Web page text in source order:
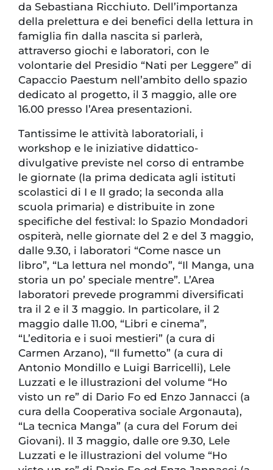
da Sebastiana Ricchiuto. Dell’importanza
della prelettura e dei benefici della lettura in
famiglia fin dalla nascita si parlerà,
attraverso giochi e laboratori, con le
volontarie del Presidio “Nati per Leggere” di
Capaccio Paestum nell’ambito dello spazio
dedicato al progetto, il 3 maggio, alle ore
16.00 presso l’Area presentazioni.
Tantissime le attività laboratoriali, i
workshop e le iniziative didattico-
divulgative previste nel corso di entrambe
le giornate (la prima dedicata agli istituti
scolastici di I e II grado; la seconda alla
scuola primaria) e distribuite in zone
specifiche del festival: lo Spazio Mondadori
ospiterà, nelle giornate del 2 e del 3 maggio,
dalle 9.30, i laboratori “Come nasce un
libro”, “La lettura nel mondo”, “Il Manga, una
storia un po’ speciale mentre”. L’Area
laboratori prevede programmi diversificati
tra il 2 e il 3 maggio. In particolare, il 2
maggio dalle 11.00, “Libri e cinema”,
“L’editoria e i suoi mestieri” (a cura di
Carmen Arzano), “Il fumetto” (a cura di
Antonio Mondillo e Luigi Barricelli), Lele
Luzzati e le illustrazioni del volume “Ho
visto un re” di Dario Fo ed Enzo Jannacci (a
cura della Cooperativa sociale Argonauta),
“La tecnica Manga” (a cura del Forum dei
Giovani). Il 3 maggio, dalle ore 9.30, Lele
Luzzati e le illustrazioni del volume “Ho